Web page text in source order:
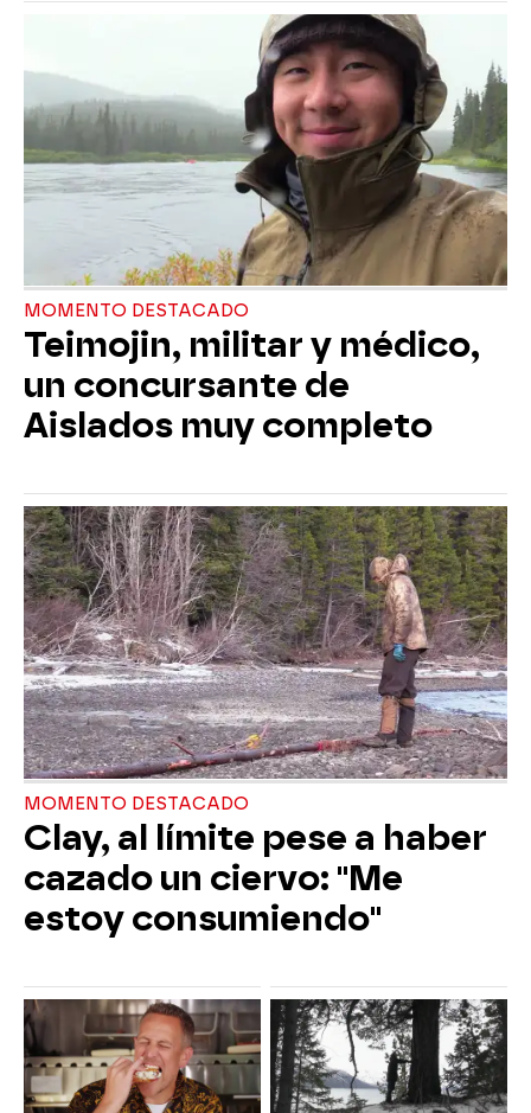
MOMENTO DESTACADO
Teimojin, militar y médico,
un concursante de
Aislados muy completo
MOMENTO DESTACADO
Clay, al límite pese a haber
cazado un ciervo: "Me
estoy consumiendo"